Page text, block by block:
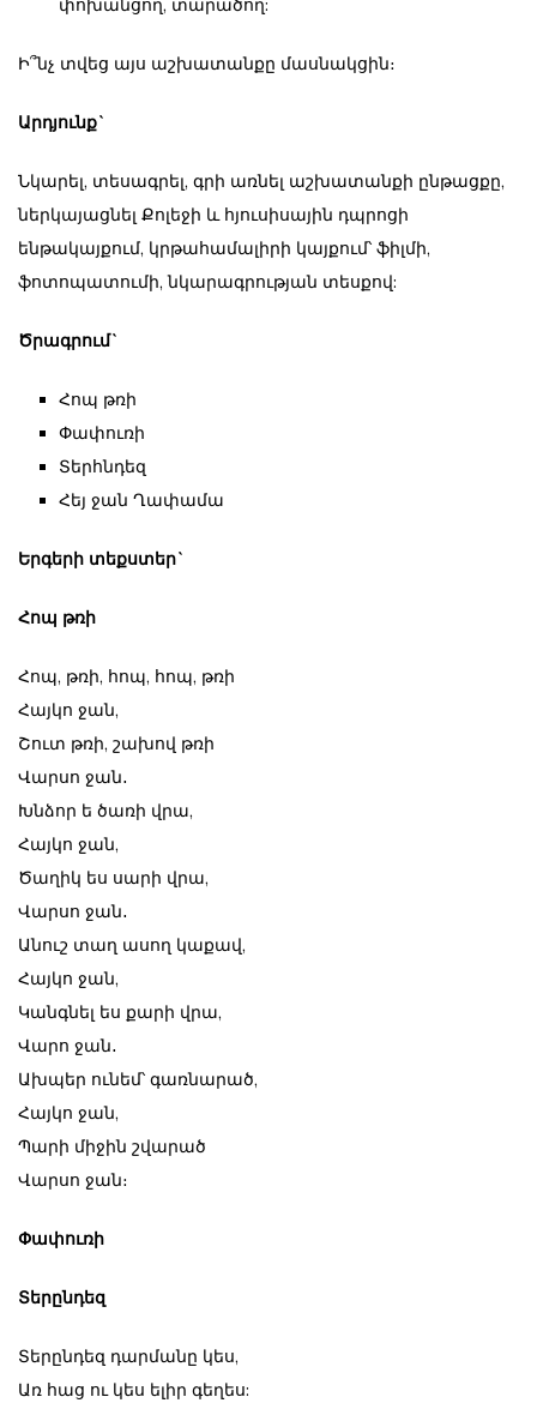
փոխանցող, տարածող:
Ի՞նչ տվեց այս աշխատանքը մասնակցին։
Արդյունք`
Նկարել, տեսագրել, գրի առնել աշխատանքի ընթացքը,
ներկայացնել Քոլեջի և հյուսիսային դպրոցի
ենթակայքում, կրթահամալիրի կայքում՝ ֆիլմի,
ֆոտոպատումի, նկարագրության տեսքով:
Ծրագրում`
Հոպ թռի
Փափուռի
Տերհնդեզ
Հեյ ջան Ղափամա
Երգերի տեքստեր`
Հոպ թռի
Հոպ, թռի, հոպ, հոպ, թռի
Հայկո ջան,
Շուտ թռի, շախով թռի
Վարսո ջան․
Խնձոր ե ծառի վրա,
Հայկո ջան,
Ծաղիկ ես սարի վրա,
Վարսո ջան․
Անուշ տաղ ասող կաքավ,
Հայկո ջան,
Կանգնել ես քարի վրա,
Վարո ջան․
Ախպեր ունեմ՝ գառնարած,
Հայկո ջան,
Պարի միջին շվարած
Վարսո ջան։
Փափուռի
Տերընդեզ
Տերընդեզ դարմանը կես,
Առ հաց ու կես ելիր գեղես: